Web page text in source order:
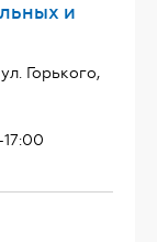
и
Горького,